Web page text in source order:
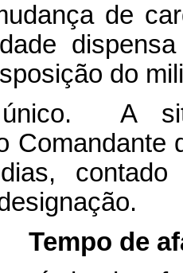
de
do
único. A
Comandante
Tempo de